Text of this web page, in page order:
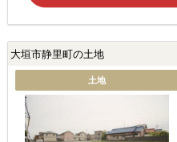
大垣市静里町の土地
土地